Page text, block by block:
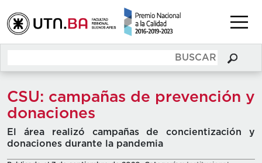
CSU: campañas de prevención y
donaciones
El área realizó campañas de concientización y
donaciones durante la pandemia